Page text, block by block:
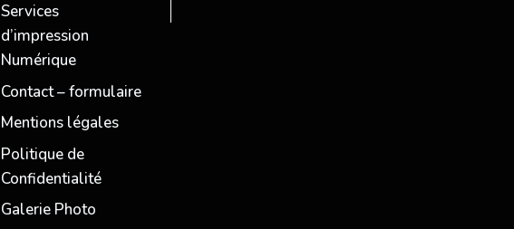
Services
d’impression
Numérique
Contact – formulaire
Mentions légales
Politique de
Confidentialité
Galerie Photo